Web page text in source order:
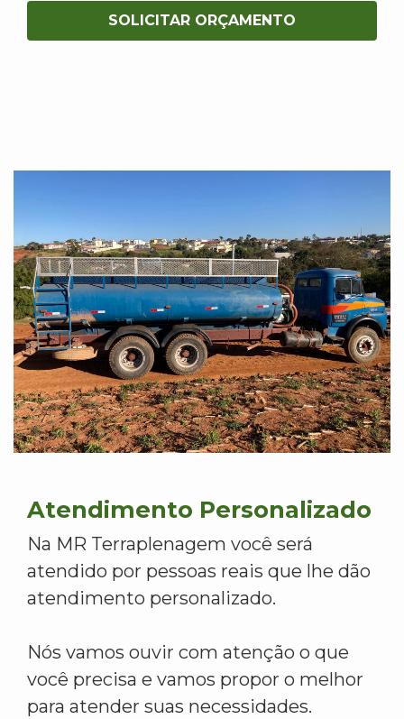
SOLICITAR ORÇAMENTO
Atendimento Personalizado
Na MR Terraplenagem você será
atendido por pessoas reais que lhe dão
atendimento personalizado.
Nós vamos ouvir com atenção o que
você precisa e vamos propor o melhor
para atender suas necessidades.